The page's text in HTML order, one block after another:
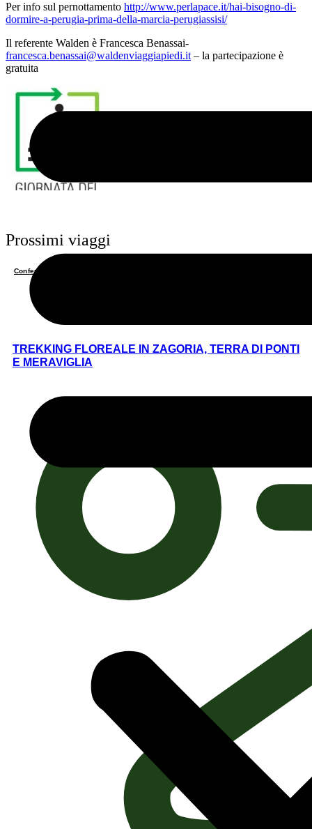
Per info sul pernottamento http://www.perlapace.it/hai-bisogno-di-
dormire-a-perugia-prima-della-marcia-perugiassisi/
Il referente Walden è Francesca Benassai-
francesca.benassai@waldenviaggiapiedi.it – la partecipazione è
gratuita
Prossimi viaggi
Confermato posti disponibili
TREKKING FLOREALE IN ZAGORIA, TERRA DI PONTI
E MERAVIGLIA